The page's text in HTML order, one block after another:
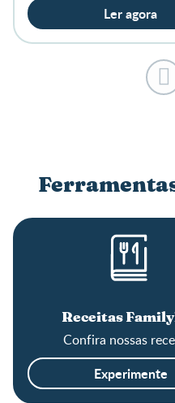
Ler agora
Receitas
Confira nossas
Experimente